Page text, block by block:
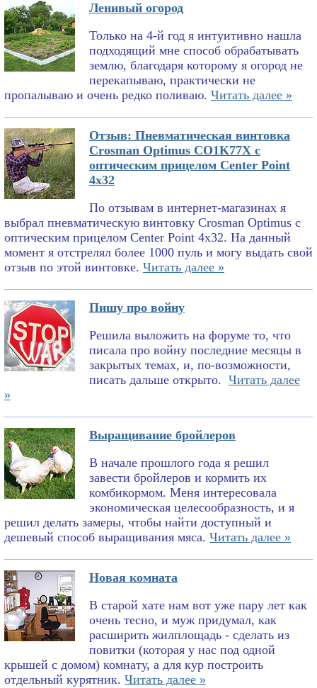
Ленивый огород
Только на 4-й год я интуитивно нашла
подходящий мне способ обрабатывать
землю, благодаря которому я огород не
перекапываю, практически не
пропалываю и очень редко поливаю. Читать далее »
Отзыв: Пневматическая винтовка
Crosman Optimus CO1K77X с
оптическим прицелом Center Point
4x32
По отзывам в интернет-магазинах я
выбрал пневматическую винтовку Crosman Optimus с
оптическим прицелом Center Point 4x32. На данный
момент я отстрелял более 1000 пуль и могу выдать свой
отзыв по этой винтовке. Читать далее »
Пишу про войну
Решила выложить на форуме то, что
писала про войну последние месяцы в
закрытых темах, и, по-возможности,
писать дальше открыто. Читать далее
»
Выращивание бройлеров
В начале прошлого года я решил
завести бройлеров и кормить их
комбикормом. Меня интересовала
экономическая целесообразность, и я
решил делать замеры, чтобы найти доступный и
дешевый способ выращивания мяса. Читать далее »
Новая комната
В старой хате нам вот уже пару лет как
очень тесно, и муж придумал, как
расширить жилплощадь - сделать из
повитки (которая у нас под одной
крышей с домом) комнату, а для кур построить
отдельный курятник. Читать далее »